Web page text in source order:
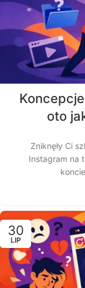
oto
Zniknęły Ci
Instagram na
30
LIP